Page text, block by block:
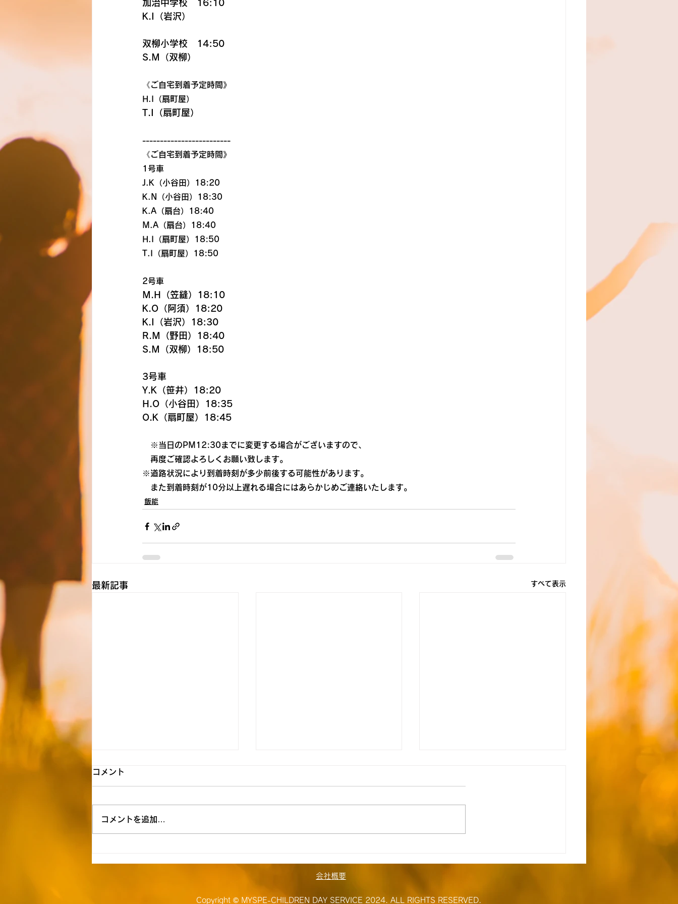
加治中学校　16:10
K.I（岩沢）
双柳小学校　14:50
S.M（双柳）
《ご自宅到着予定時間》
H.I（扇町屋）
T.I（扇町屋）
-------------------------
《ご自宅到着予定時間》
1号車
J.K（小谷田）18:20
K.N（小谷田）18:30
K.A（扇台）18:40
M.A（扇台）18:40
H.I（扇町屋）18:50
T.I（扇町屋）18:50
2号車
M.H（笠縫）18:10
K.O（阿須）18:20
K.I（岩沢）18:30
R.M（野田）18:40
S.M（双柳）18:50
3号車
Y.K（笹井）18:20
H.O（小谷田）18:35
O.K（扇町屋）18:45
※当日のPM12:30までに変更する場合がございますので、
再度ご確認よろしくお願い致します。
※道路状況により到着時刻が多少前後する可能性があります。
また到着時刻が10分以上遅れる場合にはあらかじめご連絡いたします。
飯能
最新記事 すべて表示
【飯能】☆8月7日（金） 送
迎時間のお知らせ☆
い為空きが出来次第ご連絡いたし
ます。 ≪ご自宅お迎え到着時間
谷田）10:35 K.O（阿須）
迎時間のお知らせ☆
ます。 ≪ご自宅お迎え到着時間
屋）10:10 J.K（小谷田）
R.M（野田）10:50 祖父母様
迎時間のお知らせ☆
ます。 ≪ご自宅お迎え到着時間
谷田）10:45 2号車 M.O（高
コメント
コメントを追加…
会社概要
Copyright © MYSPE-CHILDREN DAY SERVICE 2024. ALL RIGHTS RESERVED.